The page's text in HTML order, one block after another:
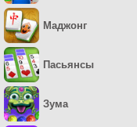
Маджонг
Пасьянсы
Зума